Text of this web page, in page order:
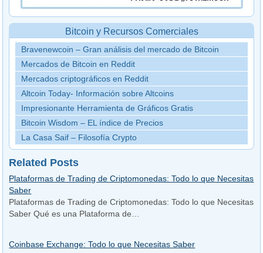
Bitcoin y Recursos Comerciales
Bravenewcoin – Gran análisis del mercado de Bitcoin
Mercados de Bitcoin en Reddit
Mercados criptográficos en Reddit
Altcoin Today- Información sobre Altcoins
Impresionante Herramienta de Gráficos Gratis
Bitcoin Wisdom – EL índice de Precios
La Casa Saif – Filosofía Crypto
Related Posts
Plataformas de Trading de Criptomonedas: Todo lo que Necesitas
Saber
Plataformas de Trading de Criptomonedas: Todo lo que Necesitas
Saber Qué es una Plataforma de…
Coinbase Exchange: Todo lo que Necesitas Saber